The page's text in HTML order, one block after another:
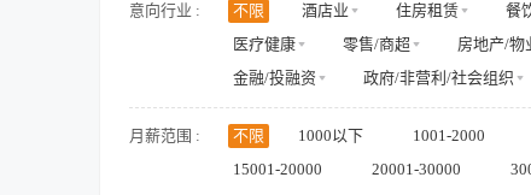
意向行业 : 不限 酒店业 住房租赁 餐
医疗健康
零售/商超 房地产/物
金融/投融资
政府/非营利/社会组织
月薪范围 : 不限 1000以下 1001-2000
15001-20000
20001-30000